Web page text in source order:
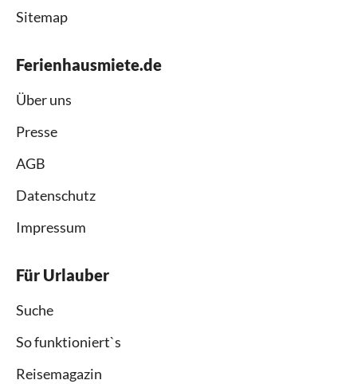
Sitemap
Ferienhausmiete.de
Über uns
Presse
AGB
Datenschutz
Impressum
Für Urlauber
Suche
So funktioniert`s
Reisemagazin